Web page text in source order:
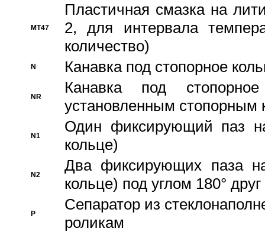
MT47
Пластичная смазка на
2, для интервала
количество)
N Канавка под стопорное
NR
Канавка под
установленным стопорным
N1
Один фиксирующий паз
кольце)
N2
Два фиксирующих паза
кольце) под углом 180° друг
P
Cепаратор из
роликам